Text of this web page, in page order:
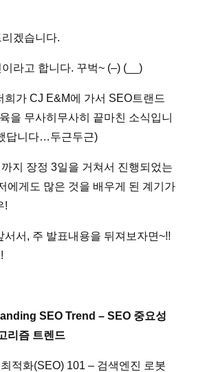
겠습니다.
라고 합니다. 꾸벅~ (–) (__)
희가 CJ E&M에 가서 SEO트랜드
을 무사히무사히 끝마친 소식입니
답니다…두근두근)
지 장정 3일을 거쳐서 진행되었는
에게도 많은 것을 배우게 된 계기가
!
서서, 주 발표내용을 뒤져보자면~!!
SEO Trend – SEO 중요성
리즘 트렌드
적화(SEO) 101 – 검색엔진 로봇